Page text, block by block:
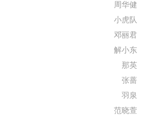
周华健
小虎队
邓丽君
解小东
那英
张蔷
羽泉
范晓萱